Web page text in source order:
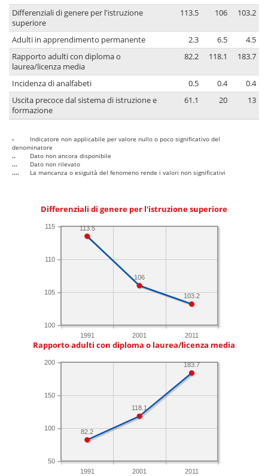
Differenziali di genere per l'istruzione
superiore
113.5 106 103.2
Adulti in apprendimento permanente 2.3 6.5
4.5
Rapporto adulti con diploma o
laurea/licenza media
82.2 118.1 183.7
Incidenza di analfabeti 0.5 0.4
0.4
Uscita precoce dal sistema di istruzione e
formazione
61.1 20 13
-
Indicatore non applicabile per valore nullo o poco significativo del
denominatore
..
Dato non ancora disponibile
...
Dato non rilevato
....
La mancanza o esiguità del fenomeno rende i valori non significativi
Differenziali di genere per l'istruzione superiore
1991 2001 2011
100
105
110
115
103.2
106
113.5
Rapporto adulti con diploma o laurea/licenza media
1991 2001 2011
50
100
150
200 183.7
118.1
82.2